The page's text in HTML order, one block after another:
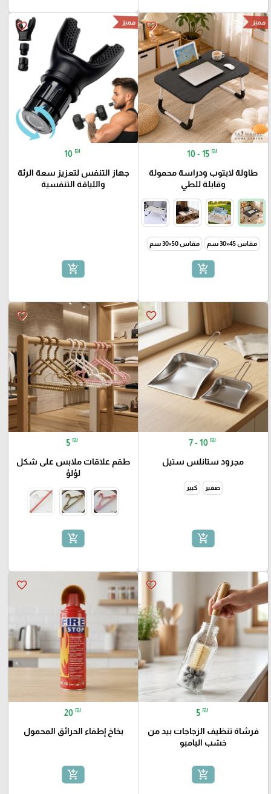
favorite_border مميز
10 - 15 ₪
طاولة لابتوب ودراسة محمولة
وقابلة للطي
مقاس 45×30 سم مقاس 50×30 سم
add_shopping_cart
favorite_border مميز
10 ₪
جهاز التنفس لتعزيز سعة الرئة
واللياقة التنفسية
add_shopping_cart
favorite_border
7 - 10 ₪
مجرود ستانلس ستيل
صغير كبير
add_shopping_cart
favorite_border
5 ₪
طقم علاقات ملابس على شكل
لؤلؤ
add_shopping_cart
favorite_border
5 ₪
فرشاة تنظيف الزجاجات بيد من
خشب البامبو
add_shopping_cart
favorite_border
20 ₪
بخاخ إطفاء الحرائق المحمول
add_shopping_cart